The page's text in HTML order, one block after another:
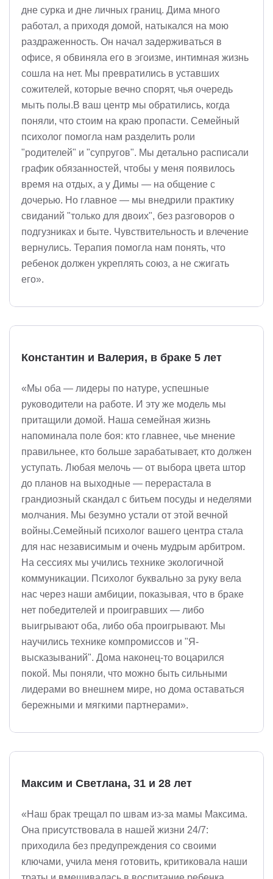
дне сурка и дне личных границ. Дима много
работал, а приходя домой, натыкался на мою
раздраженность. Он начал задерживаться в
офисе, я обвиняла его в эгоизме, интимная жизнь
сошла на нет. Мы превратились в уставших
сожителей, которые вечно спорят, чья очередь
мыть полы.В ваш центр мы обратились, когда
поняли, что стоим на краю пропасти. Семейный
психолог помогла нам разделить роли
"родителей" и "супругов". Мы детально расписали
график обязанностей, чтобы у меня появилось
время на отдых, а у Димы — на общение с
дочерью. Но главное — мы внедрили практику
свиданий "только для двоих", без разговоров о
подгузниках и быте. Чувствительность и влечение
вернулись. Терапия помогла нам понять, что
ребенок должен укреплять союз, а не сжигать
его».
Константин и Валерия, в браке 5 лет
«Мы оба — лидеры по натуре, успешные
руководители на работе. И эту же модель мы
притащили домой. Наша семейная жизнь
напоминала поле боя: кто главнее, чье мнение
правильнее, кто больше зарабатывает, кто должен
уступать. Любая мелочь — от выбора цвета штор
до планов на выходные — перерастала в
грандиозный скандал с битьем посуды и неделями
молчания. Мы безумно устали от этой вечной
войны.Семейный психолог вашего центра стала
для нас независимым и очень мудрым арбитром.
На сессиях мы учились технике экологичной
коммуникации. Психолог буквально за руку вела
нас через наши амбиции, показывая, что в браке
нет победителей и проигравших — либо
выигрывают оба, либо оба проигрывают. Мы
научились технике компромиссов и "Я-
высказываний". Дома наконец-то воцарился
покой. Мы поняли, что можно быть сильными
лидерами во внешнем мире, но дома оставаться
бережными и мягкими партнерами».
Максим и Светлана, 31 и 28 лет
«Наш брак трещал по швам из-за мамы Максима.
Она присутствовала в нашей жизни 24/7:
приходила без предупреждения со своими
ключами, учила меня готовить, критиковала наши